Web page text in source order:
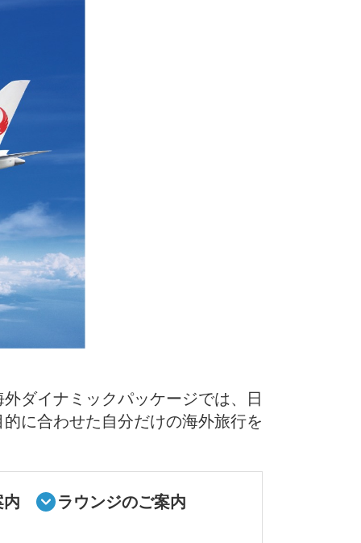
ダイナミックパッケージでは、日
に合わせた自分だけの海外旅行を
ラウンジのご案内